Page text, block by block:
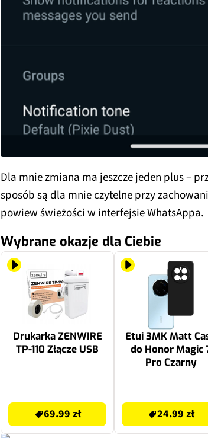
Dla mnie zmiana ma jeszcze jeden plus –
sposób są dla mnie czytelne przy
powiew świeżości w interfejsie WhatsAppa.
Wybrane okazje dla Ciebie
Drukarka ZENWIRE
TP-110 Złącze USB
69.99 zł
Etui 3MK Matt
do Honor Magic
Pro Czarny
24.99 zł